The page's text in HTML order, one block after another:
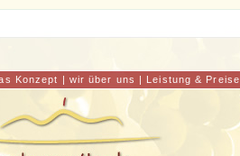
Konzept | wir über uns | Leistung & Preise